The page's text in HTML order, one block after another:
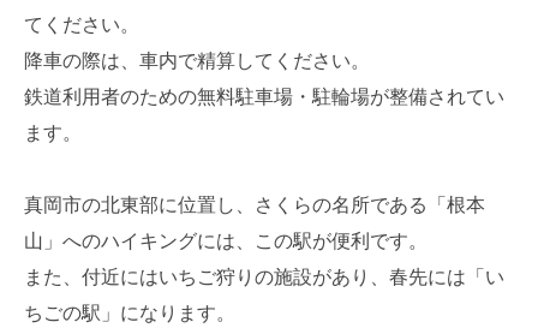
てください。
降車の際は、車内で精算してください。
鉄道利用者のための無料駐車場・駐輪場が整備されてい
ます。
真岡市の北東部に位置し、さくらの名所である「根本
山」へのハイキングには、この駅が便利です。
また、付近にはいちご狩りの施設があり、春先には「い
ちごの駅」になります。